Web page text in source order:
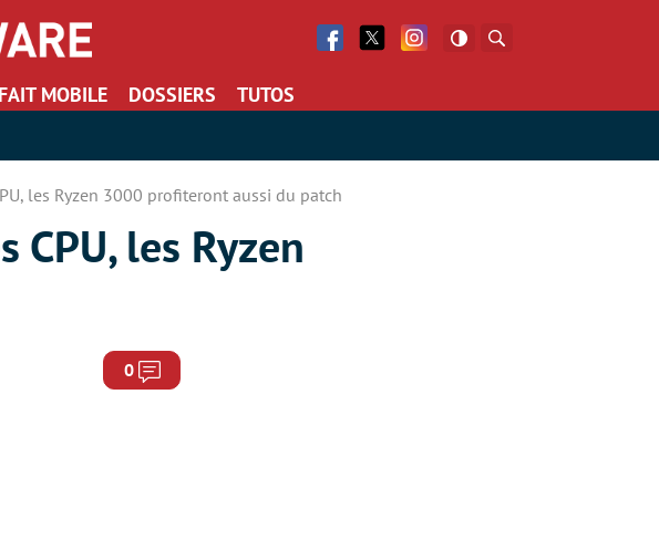
Facebook
Twitter Facebook
MOBILE DOSSIERS TUTOS
les Ryzen 3000 profiteront aussi du patch
les Ryzen
0 Commentaires